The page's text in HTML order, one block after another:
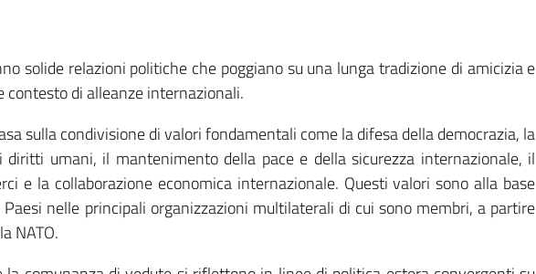
solide relazioni politiche che poggiano su una lunga tradizione di amicizia e
contesto di alleanze internazionali.
sulla condivisione di valori fondamentali come la difesa della democrazia, la
umani, il mantenimento della pace e della sicurezza internazionale, il
e la collaborazione economica internazionale. Questi valori sono alla base
Paesi nelle principali organizzazioni multilaterali di cui sono membri, a partire
NATO.